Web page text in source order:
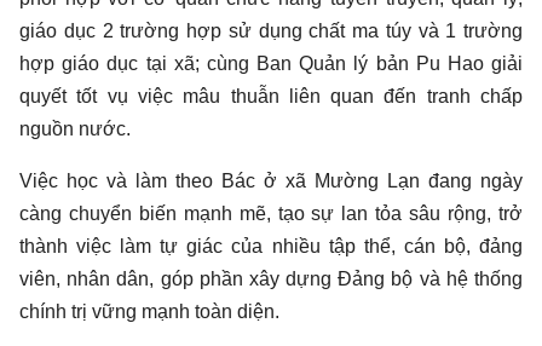
giáo dục 2 trường hợp sử dụng chất ma túy và 1 trường
hợp giáo dục tại xã; cùng Ban Quản lý bản Pu Hao giải
quyết tốt vụ việc mâu thuẫn liên quan đến tranh chấp
nguồn nước.
Việc học và làm theo Bác ở xã Mường Lạn đang ngày
càng chuyển biến mạnh mẽ, tạo sự lan tỏa sâu rộng, trở
thành việc làm tự giác của nhiều tập thể, cán bộ, đảng
viên, nhân dân, góp phần xây dựng Đảng bộ và hệ thống
chính trị vững mạnh toàn diện.